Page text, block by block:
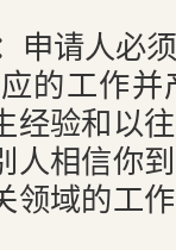
申请人必
的工作
经验和以
人相信你
领域的工